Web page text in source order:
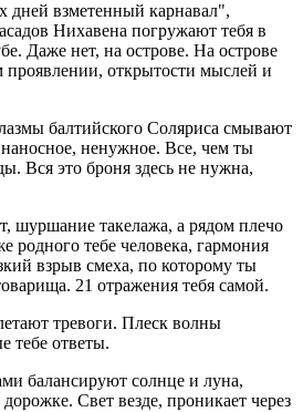
дней взметенный карнавал",
Нихавена погружают тебя в
Даже нет, на острове. На острове
открытости мыслей и
балтийского Соляриса смывают
наносное, ненужное. Все, чем ты
Вся это броня здесь не нужна,
шуршание такелажа, а рядом плечо
родного тебе человека, гармония
взрыв смеха, по которому ты
21 отражения тебя самой.
тревоги. Плеск волны
тебе ответы.
балансируют солнце и луна,
Свет везде, проникает через